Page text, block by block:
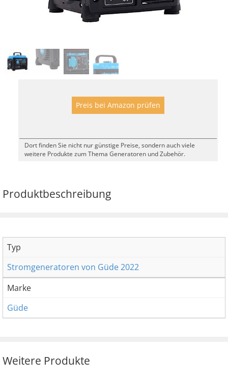
Preis bei Amazon prüfen
Dort finden Sie nicht nur günstige Preise, sondern auch viele
weitere Produkte zum Thema Generatoren und Zubehör.
Produktbeschreibung
Typ
Stromgeneratoren von Güde 2022
Marke
Güde
Weitere Produkte